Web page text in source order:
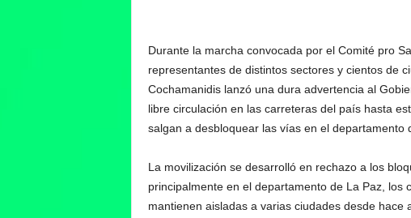
Durante la marcha convocada por el Comité pro
representantes de distintos sectores y cientos de
Cochamanidis lanzó una dura advertencia al
libre circulación en las carreteras del país hasta
salgan a desbloquear las vías en el departamento
La movilización se desarrolló en rechazo a los
principalmente en el departamento de La Paz,
mantienen aisladas a varias ciudades desde